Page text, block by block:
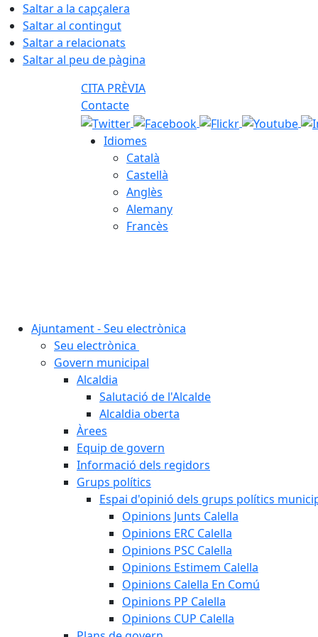
Saltar a la capçalera
Saltar al contingut
Saltar a relacionats
Saltar al peu de pàgina
CITA PRÈVIA
Contacte
Idiomes
Català
Castellà
Anglès
Alemany
Francès
Ajuntament - Seu electrònica
Seu electrònica
Govern municipal
Alcaldia
Salutació de l'Alcalde
Alcaldia oberta
Àrees
Equip de govern
Informació dels regidors
Grups polítics
Espai d'opinió dels grups polítics
Opinions Junts Calella
Opinions ERC Calella
Opinions PSC Calella
Opinions Estimem Calella
Opinions Calella En Comú
Opinions PP Calella
Opinions CUP Calella